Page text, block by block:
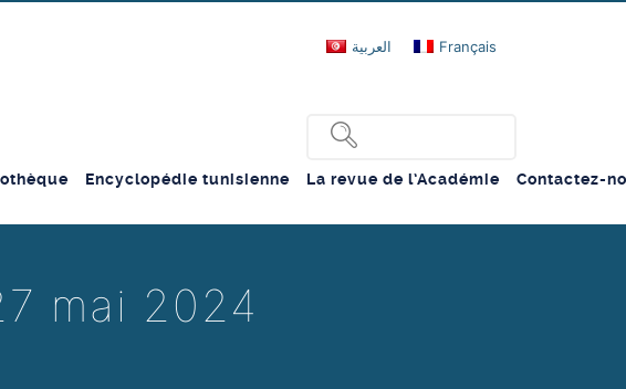
العربية Français
Encyclopédie tunisienne La revue de l’Académie Contactez-
mai 2024